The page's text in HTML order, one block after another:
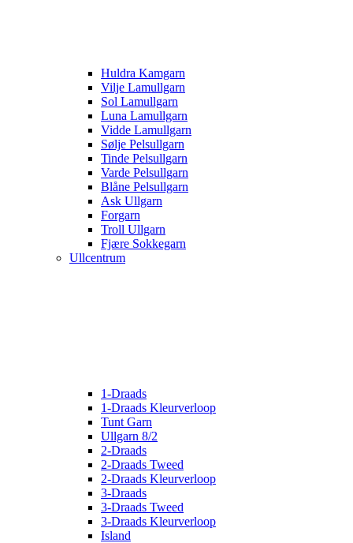
Huldra Kamgarn
Vilje Lamullgarn
Sol Lamullgarn
Luna Lamullgarn
Vidde Lamullgarn
Sølje Pelsullgarn
Tinde Pelsullgarn
Varde Pelsullgarn
Blåne Pelsullgarn
Ask Ullgarn
Forgarn
Troll Ullgarn
Fjære Sokkegarn
Ullcentrum
1-Draads
1-Draads Kleurverloop
Tunt Garn
Ullgarn 8/2
2-Draads
2-Draads Tweed
2-Draads Kleurverloop
3-Draads
3-Draads Tweed
3-Draads Kleurverloop
Island